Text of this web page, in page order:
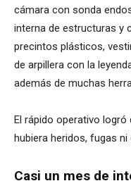
cámara con sonda
interna de estructuras y
precintos plásticos,
de arpillera con la
además de muchas
El rápido operativo logró
hubiera heridos, fugas
Casi un mes de